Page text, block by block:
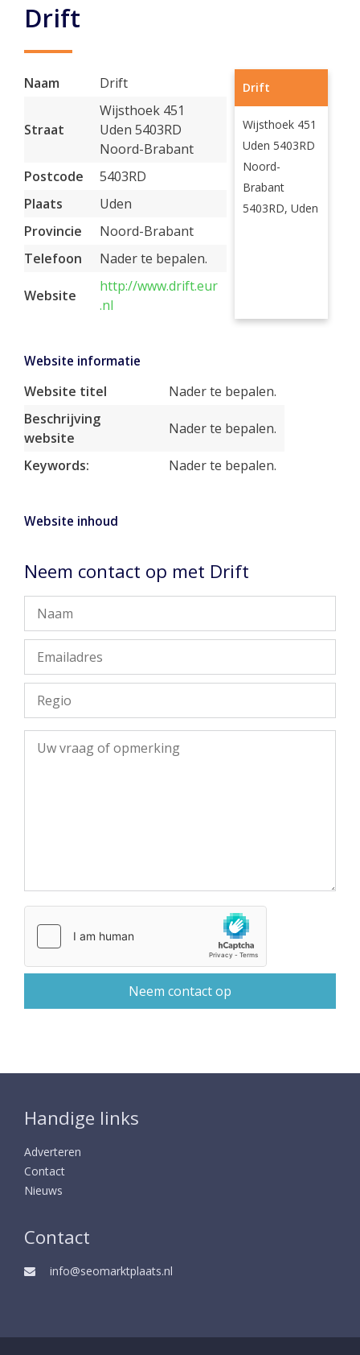
Drift
Naam Drift
Straat
Wijsthoek 451
Uden 5403RD
Noord-Brabant
Postcode
5403RD
Plaats
Uden
Provincie
Noord-Brabant
Telefoon
Nader te bepalen.
Website
http://www.drift.eur
.nl
Drift
Wijsthoek 451
Uden 5403RD
Noord-
Brabant
5403RD, Uden
Website informatie
Website titel
Nader te bepalen.
Beschrijving
website
Nader te bepalen.
Keywords: Nader te bepalen.
Website inhoud
Neem contact op met Drift
Handige links
Adverteren
Contact
Nieuws
Contact
info@seomarktplaats.nl